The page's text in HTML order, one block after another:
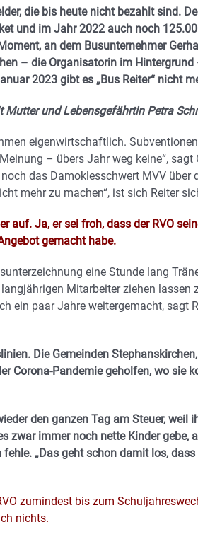
die bis heute nicht bezahlt sind.
und im Jahr 2022 auch noch
an dem Busunternehmer
– die Organisatorin im Hintergrund
2023 gibt es „Bus Reiter“ nicht
Mutter und Lebensgefährtin Petra
eigenwirtschaftlich.
– übers Jahr weg keine“, sagt
das Damoklesschwert MVV über
mehr zu machen“, ist sich Reiter
auf. Ja, er sei froh, dass der RVO
gemacht habe.
eine Stunde lang
Mitarbeiter ziehen lassen
ein paar Jahre weitergemacht, sagt
Die Gemeinden
Corona-Pandemie geholfen, wo sie
den ganzen Tag am Steuer, weil
zwar immer noch nette Kinder gebe,
„Das geht schon damit los, dass
zumindest bis zum
nichts.